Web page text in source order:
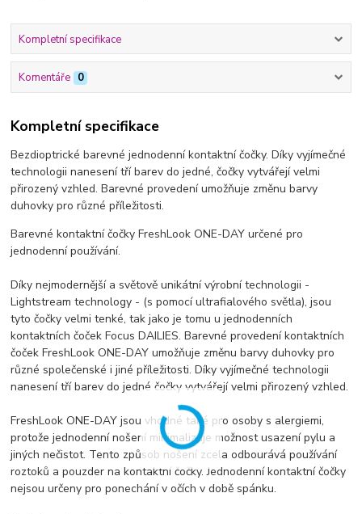
Kompletní specifikace
Komentáře 0
Kompletní specifikace
Bezdioptrické barevné jednodenní kontaktní čočky. Díky vyjímečné
technologii nanesení tří barev do jedné, čočky vytvářejí velmi
přirozený vzhled. Barevné provedení umožňuje změnu barvy
duhovky pro různé příležitosti.
Barevné kontaktní čočky FreshLook ONE-DAY určené pro
jednodenní používání.
Díky nejmodernější a světově unikátní výrobní technologii -
Lightstream technology - (s pomocí ultrafialového světla), jsou
tyto čočky velmi tenké, tak jako je tomu u jednodenních
kontaktních čoček Focus DAILIES. Barevné provedení kontaktních
čoček FreshLook ONE-DAY umožňuje změnu barvy duhovky pro
různé společenské i jiné příležitosti. Díky vyjímečné technologii
nanesení tří barev do jedné čočky vytvářejí velmi přirozený vzhled.
FreshLook ONE-DAY jsou vhodné také pro osoby s alergiemi,
protože jednodenní nošení minimalizuje možnost usazení pylu a
jiných nečistot. Tento způsob nošení zcela odbourává používání
roztoků a pouzder na kontaktní čočky. Jednodenní kontaktní čočky
nejsou určeny pro ponechání v očích v době spánku.